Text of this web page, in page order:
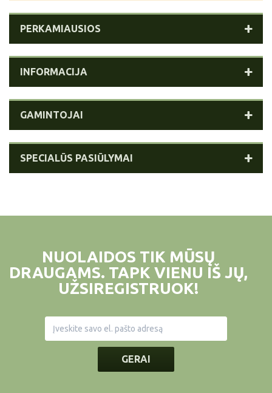
PERKAMIAUSIOS
INFORMACIJA
GAMINTOJAI
SPECIALŪS PASIŪLYMAI
NUOLAIDOS TIK MŪSŲ
DRAUGAMS. TAPK VIENU IŠ JŲ,
UŽSIREGISTRUOK!
GERAI